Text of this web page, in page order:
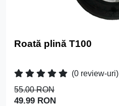
Roată plină T100
(0 review-uri)
55.00 RON
49.99 RON